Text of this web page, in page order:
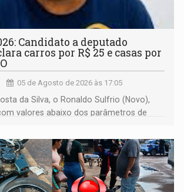
Candidato a deputado
carros por R$ 25 e casas por
05 de Agosto de 2026 às 17:05
da Silva, o Ronaldo Sulfrio (Novo),
valores abaixo dos parâmetros de